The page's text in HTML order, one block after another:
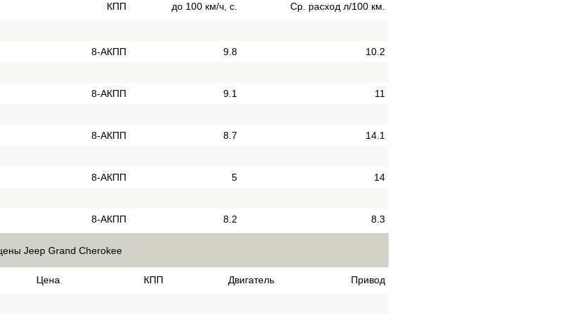
КПП до 100 км/ч, с. Ср. расход л/100 км.
8-АКПП 9.8
10.2
8-АКПП 9.1
11
8-АКПП 8.7
14.1
8-АКПП 5
14
8-АКПП 8.2 8.3
Jeep Grand Cherokee
Цена КПП Двигатель Привод